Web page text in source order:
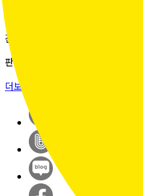
간단한 가입 프로세스 & 편리한
판매 시스템
더보기 >